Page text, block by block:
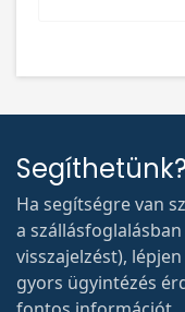
Ha segítségre van
a
visszajelzést),
gyors ügyintézés